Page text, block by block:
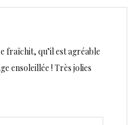
fraîchit, qu’il est agréable
ensoleillée ! Très jolies